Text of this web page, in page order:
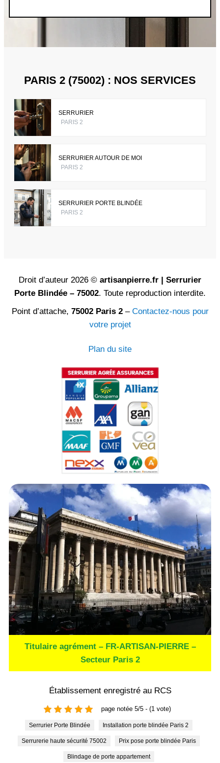
PARIS 2 (75002) : NOS SERVICES
SERRURIER
PARIS 2
SERRURIER AUTOUR DE MOI
PARIS 2
SERRURIER PORTE BLINDÉE
PARIS 2
Droit d’auteur 2026 © artisanpierre.fr | Serrurier
Porte Blindée – 75002. Toute reproduction interdite.
Point d’attache, 75002 Paris 2– Contactez-nous pour
votre projet
Plan du site
Titulaire agrément – FR-ARTISAN-PIERRE –
Secteur Paris 2
Établissement enregistré au RCS
page notée 5/5 - (1 vote)
Serrurier Porte Blindée Installation porte blindée Paris 2
Serrurerie haute sécurité 75002 Prix pose porte blindée Paris
Blindage de porte appartement